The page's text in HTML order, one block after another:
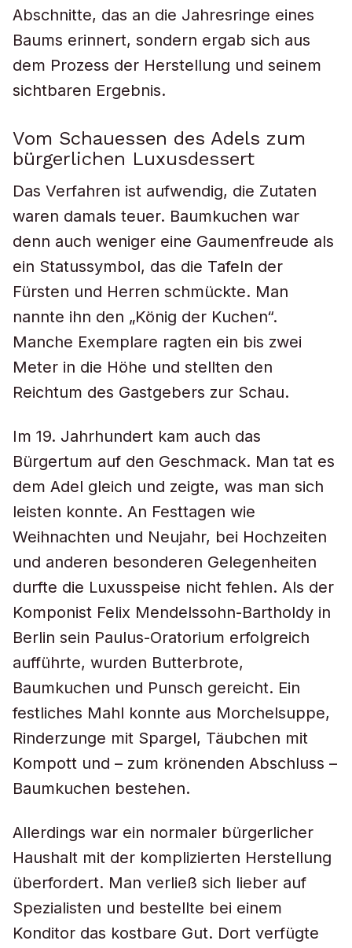
Abschnitte, das an die Jahresringe eines
Baums erinnert, sondern ergab sich aus
dem Prozess der Herstellung und seinem
sichtbaren Ergebnis.
Vom Schauessen des Adels zum
bürgerlichen Luxusdessert
Das Verfahren ist aufwendig, die Zutaten
waren damals teuer. Baumkuchen war
denn auch weniger eine Gaumenfreude als
ein Statussymbol, das die Tafeln der
Fürsten und Herren schmückte. Man
nannte ihn den „König der Kuchen“.
Manche Exemplare ragten ein bis zwei
Meter in die Höhe und stellten den
Reichtum des Gastgebers zur Schau.
Im 19. Jahrhundert kam auch das
Bürgertum auf den Geschmack. Man tat es
dem Adel gleich und zeigte, was man sich
leisten konnte. An Festtagen wie
Weihnachten und Neujahr, bei Hochzeiten
und anderen besonderen Gelegenheiten
durfte die Luxusspeise nicht fehlen. Als der
Komponist Felix Mendelssohn-Bartholdy in
Berlin sein Paulus-Oratorium erfolgreich
aufführte, wurden Butterbrote,
Baumkuchen und Punsch gereicht. Ein
festliches Mahl konnte aus Morchelsuppe,
Rinderzunge mit Spargel, Täubchen mit
Kompott und – zum krönenden Abschluss –
Baumkuchen bestehen.
Allerdings war ein normaler bürgerlicher
Haushalt mit der komplizierten Herstellung
überfordert. Man verließ sich lieber auf
Spezialisten und bestellte bei einem
Konditor das kostbare Gut. Dort verfügte